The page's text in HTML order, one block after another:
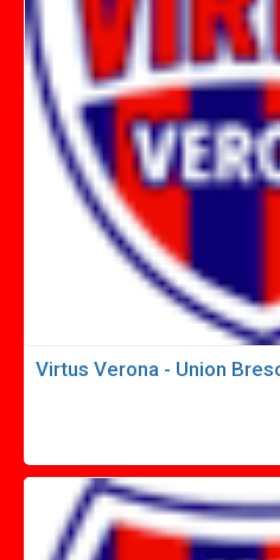
Virtus Verona - Union